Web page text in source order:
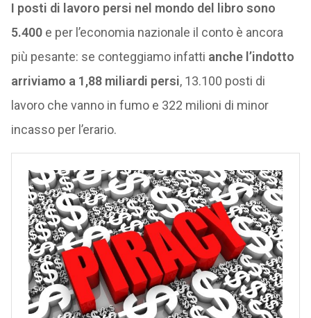
I posti di lavoro persi nel mondo del libro sono
5.400e per l’economia nazionale il conto è ancora
più pesante: se conteggiamo infatti anche l’indotto
arriviamo a 1,88 miliardi persi, 13.100 posti di
lavoro che vanno in fumo e 322 milioni di minor
incasso per l’erario.